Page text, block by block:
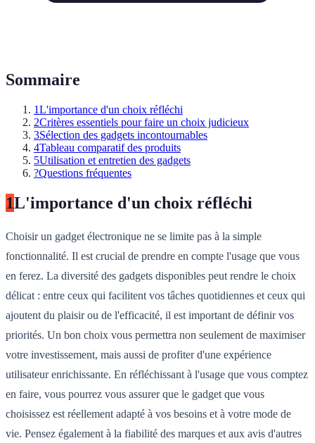
Sommaire
1L'importance d'un choix réfléchi
2Critères essentiels pour faire un choix judicieux
3Sélection des gadgets incontournables
4Tableau comparatif des produits
5Utilisation et entretien des gadgets
?Questions fréquentes
1L'importance d'un choix réfléchi
Choisir un gadget électronique ne se limite pas à la simple
fonctionnalité. Il est crucial de prendre en compte l'usage que vous
en ferez. La diversité des gadgets disponibles peut rendre le choix
délicat : entre ceux qui facilitent vos tâches quotidiennes et ceux qui
ajoutent du plaisir ou de l'efficacité, il est important de définir vos
priorités. Un bon choix vous permettra non seulement de maximiser
votre investissement, mais aussi de profiter d'une expérience
utilisateur enrichissante. En réfléchissant à l'usage que vous comptez
en faire, vous pourrez vous assurer que le gadget que vous
choisissez est réellement adapté à vos besoins et à votre mode de
vie. Pensez également à la fiabilité des marques et aux avis d'autres